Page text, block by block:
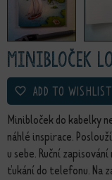
Minibloček
ADD TO WISHLIST
Minibloček do kabelky
náhlé inspirace.
u sebe. Ruční
ťukání do telefonu. Na